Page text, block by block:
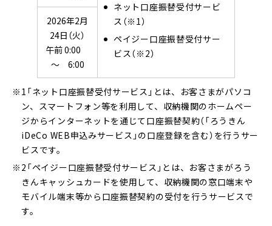
ネット口座振替受付サービ
ス（※1）
ペイジー口座振替受付サー
ビス（※2）
2026年2月
24日（火）
午前 0:00
～ 6:00
1「ネット口座振替受付サービス」とは、お客さまがパソコ
ン、スマートフォン等を利用して、収納機関のホームペー
ジからインターネットを通じて口座振替契約（「ろうきん
iDeCo WEB申込みサービス」の口座登録を含む）を行うサー
ビスです。
2「ペイジー口座振替受付サービス」とは、お客さまがろう
きんキャッシュカードを使用して、収納機関の窓口端末や
モバイル端末等から口座振替契約の受付を行うサービスで
す。